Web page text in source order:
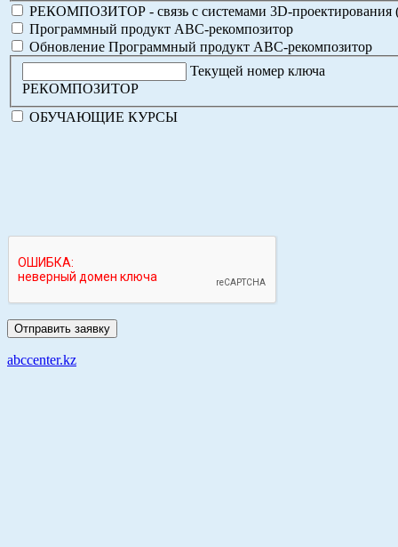
РЕКОМПОЗИТОР - связь с системами 3D-проектирования
Программный продукт АВС-рекомпозитор
Обновление Программный продукт АВС-рекомпозитор
Текущей номер ключа
РЕКОМПОЗИТОР
ОБУЧАЮЩИЕ КУРСЫ
abccenter.kz